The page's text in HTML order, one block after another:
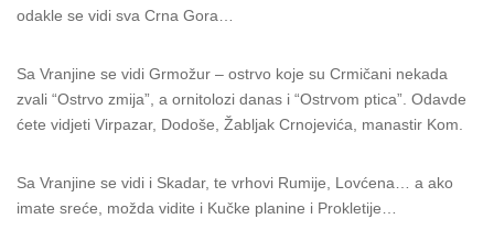
odakle se vidi sva Crna Gora…
Sa Vranjine se vidi Grmožur – ostrvo koje su Crmičani nekada
zvali “Ostrvo zmija”, a ornitolozi danas i “Ostrvom ptica”. Odavde
ćete vidjeti Virpazar, Dodoše, Žabljak Crnojevića, manastir Kom.
Sa Vranjine se vidi i Skadar, te vrhovi Rumije, Lovćena… a ako
imate sreće, možda vidite i Kučke planine i Prokletije…